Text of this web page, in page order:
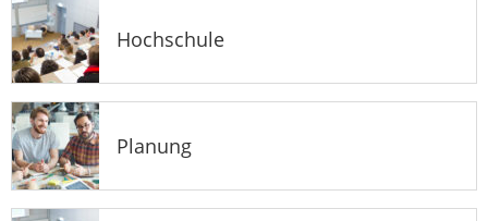
Hochschule
Planung